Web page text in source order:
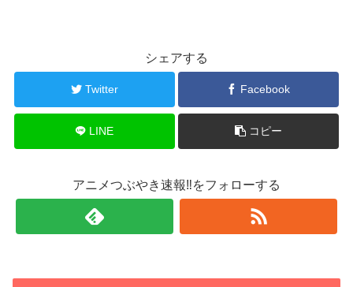
シェアする
Twitter Facebook
LINE コピー
アニメつぶやき速報‼をフォローする